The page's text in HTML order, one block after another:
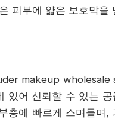
피부에 얇은 보호막을
makeup wholesale
있어 신뢰할 수 있는
층에 빠르게 스며들며,